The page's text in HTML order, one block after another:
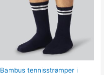
Bambus tennisstrømper i